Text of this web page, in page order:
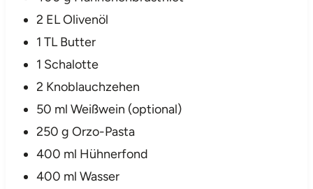
2 EL Olivenöl
1 TL Butter
1 Schalotte
2 Knoblauchzehen
50 ml Weißwein (optional)
250 g Orzo-Pasta
400 ml Hühnerfond
400 ml Wasser